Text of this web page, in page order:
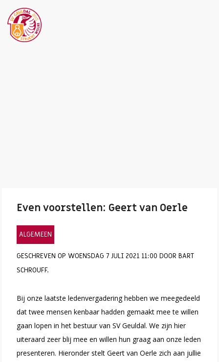
Even voorstellen: Geert van Oerle
ALGEMEEN
GESCHREVEN OP WOENSDAG 7 JULI 2021 11:00 DOOR BART
SCHROUFF.
Bij onze laatste ledenvergadering hebben we meegedeeld
dat twee mensen kenbaar hadden gemaakt mee te willen
gaan lopen in het bestuur van SV Geuldal. We zijn hier
uiteraard zeer blij mee en willen hun graag aan onze leden
presenteren. Hieronder stelt Geert van Oerle zich aan jullie